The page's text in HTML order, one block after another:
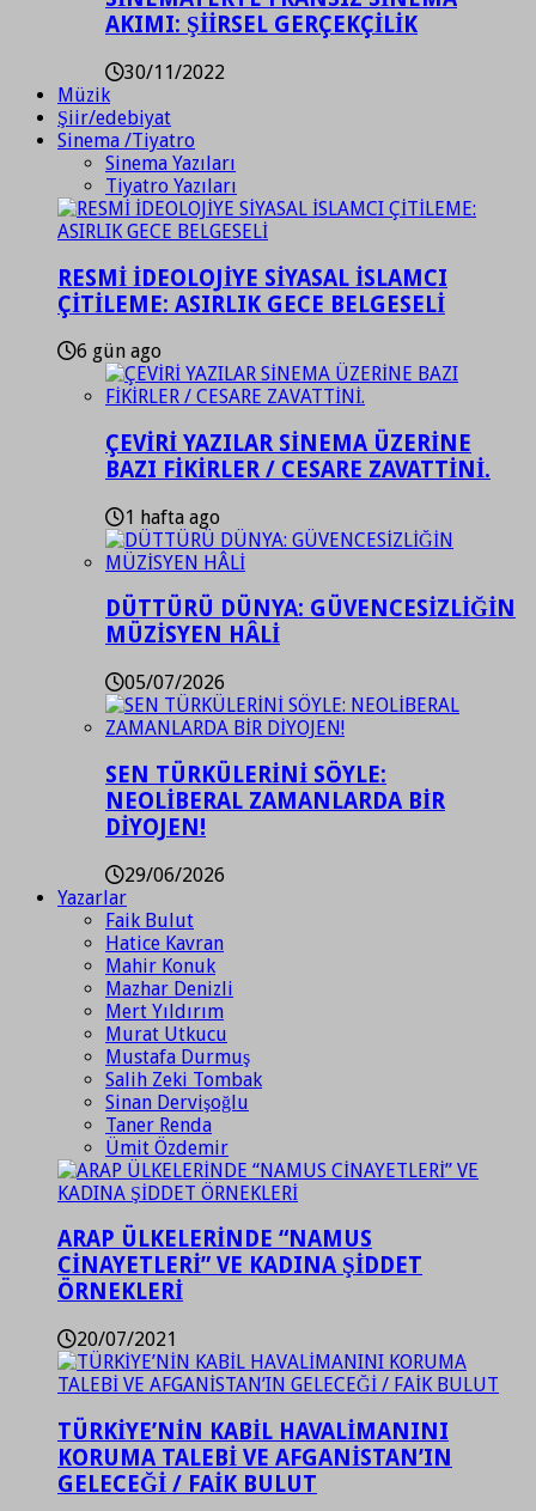
AKIMI: ŞİİRSEL GERÇEKÇİLİK
30/11/2022
Müzik
Şiir/edebiyat
Sinema /Tiyatro
Sinema Yazıları
Tiyatro Yazıları
RESMİ İDEOLOJİYE SİYASAL İSLAMCI
ÇİTİLEME: ASIRLIK GECE BELGESELİ
6 gün ago
ÇEVİRİ YAZILAR SİNEMA ÜZERİNE
BAZI FİKİRLER / CESARE ZAVATTİNİ.
1 hafta ago
DÜTTÜRÜ DÜNYA: GÜVENCESİZLİĞİN
MÜZİSYEN HÂLİ
05/07/2026
SEN TÜRKÜLERİNİ SÖYLE:
NEOLİBERAL ZAMANLARDA BİR
DİYOJEN!
29/06/2026
Yazarlar
Faik Bulut
Hatice Kavran
Mahir Konuk
Mazhar Denizli
Mert Yıldırım
Murat Utkucu
Mustafa Durmuş
Salih Zeki Tombak
Sinan Dervişoğlu
Taner Renda
Ümit Özdemir
ARAP ÜLKELERİNDE “NAMUS
CİNAYETLERİ” VE KADINA ŞİDDET
ÖRNEKLERİ
20/07/2021
TÜRKİYE’NİN KABİL HAVALİMANINI
KORUMA TALEBİ VE AFGANİSTAN’IN
GELECEĞİ / FAİK BULUT